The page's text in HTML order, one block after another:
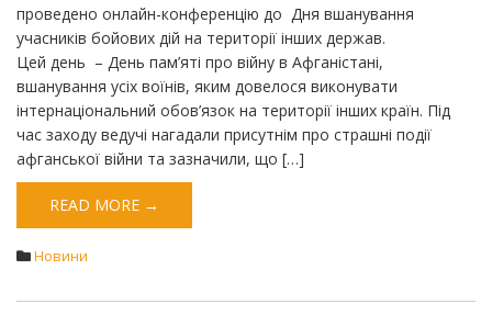
проведено онлайн-конференцію до Дня вшанування
учасників бойових дій на території інших держав.
Цей день – День пам’яті про війну в Афганістані,
вшанування усіх воїнів, яким довелося виконувати
інтернаціональний обов’язок на території інших країн. Під
час заходу ведучі нагадали присутнім про страшні події
афганської війни та зазначили, що […]
READ MORE →
Новини